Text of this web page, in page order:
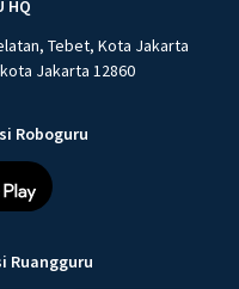
HQ
Tebet, Kota Jakarta
Jakarta 12860
Roboguru
Ruangguru